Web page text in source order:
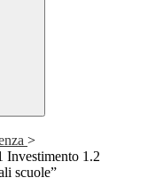
>
Investimento 1.2
scuole”